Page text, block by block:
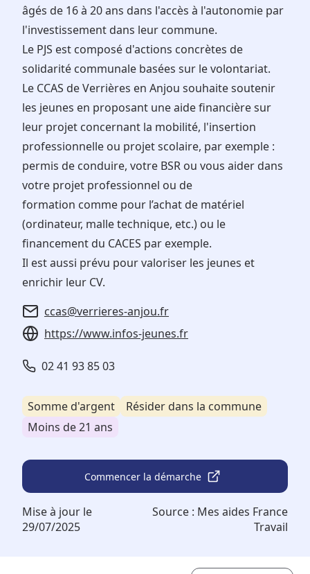
âgés de 16 à 20 ans dans l'accès à l'autonomie par
l'investissement dans leur commune.
Le PJS est composé d'actions concrètes de
solidarité communale basées sur le volontariat.
Le CCAS de Verrières en Anjou souhaite soutenir
les jeunes en proposant une aide financière sur
leur projet concernant la mobilité, l'insertion
professionnelle ou projet scolaire, par exemple :
permis de conduire, votre BSR ou vous aider dans
votre projet professionnel ou de
formation comme pour l’achat de matériel
(ordinateur, malle technique, etc.) ou le
financement du CACES par exemple.
Il est aussi prévu pour valoriser les jeunes et
enrichir leur CV.
ccas@verrieres-anjou.fr
https://www.infos-jeunes.fr
02 41 93 85 03
Somme d'argent
Résider dans la commune
Moins de 21 ans
Commencer la démarche
Mise à jour le
29/07/2025
Source : Mes aides France
Travail